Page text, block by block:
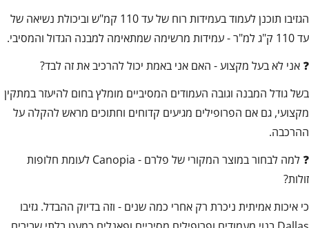
הגזיבו תוכנן לעמוד בעמידות רוח של עד 110 קמ"ש וביכולת נשיאה של
עד 110 ק"ג למ"ר - עמידות מרשימה שמתאימה למבנה הגדול והמסיבי.
❓ אני לא בעל מקצוע - האם אני באמת יכול להרכיב את זה לבד?
בשל גודל המבנה וגובה העמודים המסיביים מומלץ בחום להיעזר במתקין
מקצועי, גם אם הפרופילים מגיעים קדוחים וחתוכים מראש להקלה על
ההרכבה.
❓ למה לבחור במוצר המקורי של פלרם - Canopia לעומת חלופות
זולות?
כי איכות אמיתית ניכרת רק אחרי כמה שנים - וזה בדיוק ההבדל. גזיבו